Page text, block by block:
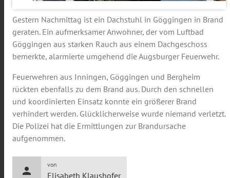
Gestern Nachmittag ist ein Dachstuhl in Göggingen in Brand
geraten. Ein aufmerksamer Anwohner, der vom Luftbad
Göggingen aus starken Rauch aus einem Dachgeschoss
bemerkte, alarmierte umgehend die Augsburger Feuerwehr.
Feuerwehren aus Inningen, Göggingen und Bergheim
rückten ebenfalls zu dem Brand aus. Durch den schnellen
und koordinierten Einsatz konnte ein größerer Brand
verhindert werden. Glücklicherweise wurde niemand verletzt.
Die Polizei hat die Ermittlungen zur Brandursache
aufgenommen.
person
von
Elisabeth Klaushofer